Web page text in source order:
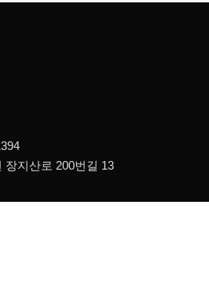
장지산로 200번길 13